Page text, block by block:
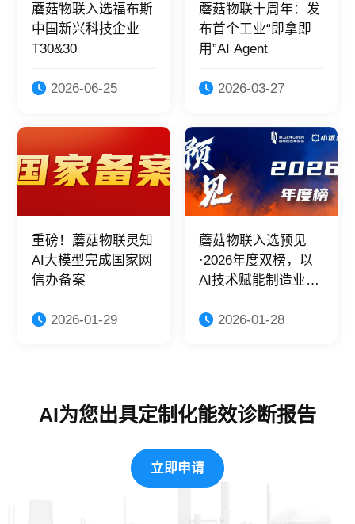
蘑菇物联入选福布斯
中国新兴科技企业
T30&30
2026-06-25
蘑菇物联十周年：发
布首个工业“即拿即
用”AI Agent
2026-03-27
重磅！蘑菇物联灵知
AI大模型完成国家网
信办备案
2026-01-29
蘑菇物联入选预见
·2026年度双榜，以
AI技术赋能制造业绿
2026-01-28
AI为您出具定制化能效诊断报告
立即申请